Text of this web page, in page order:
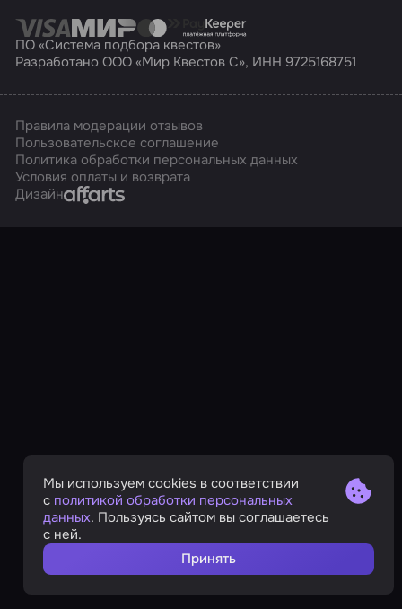
ПО «Система подбора квестов»
Разработано ООО «Мир Квестов С», ИНН 9725168751
Правила модерации отзывов
Пользовательское соглашение
Политика обработки персональных данных
Условия оплаты и возврата
ДизайнAffarts
Мы используем cookies в соответствии
с политикой обработки персональных
данных. Пользуясь сайтом вы соглашаетесь
с ней.
Принять